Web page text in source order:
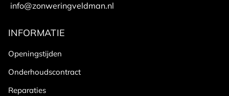
info@zonweringveldman.nl
INFORMATIE
Openingstijden
Onderhoudscontract
Reparaties